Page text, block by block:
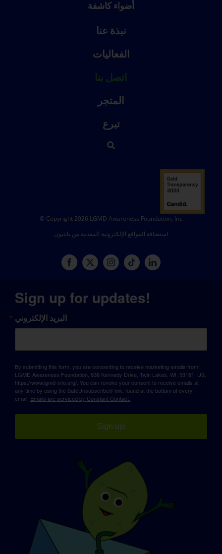
أضواء كاشفة
نبذة عنا
الفعاليات
اتصل بنا
المتجر
تبرع
© Copyright 2026 LGMD Awareness Foundation, Inc
استضافة المواقع الإلكترونية المقدمة من بانثيون
Sign up for updates!
البريد الإلكتروني
By submitting this form, you are consenting to receive marketing emails from:
LGMD Awareness Foundation, 638 Kennedy Drive, Twin Lakes, WI, 53181, US,
https://www.lgmd-info.org/. You can revoke your consent to receive emails at
any time by using the SafeUnsubscribe® link, found at the bottom of every
email. Emails are serviced by Constant Contact.
Sign up!